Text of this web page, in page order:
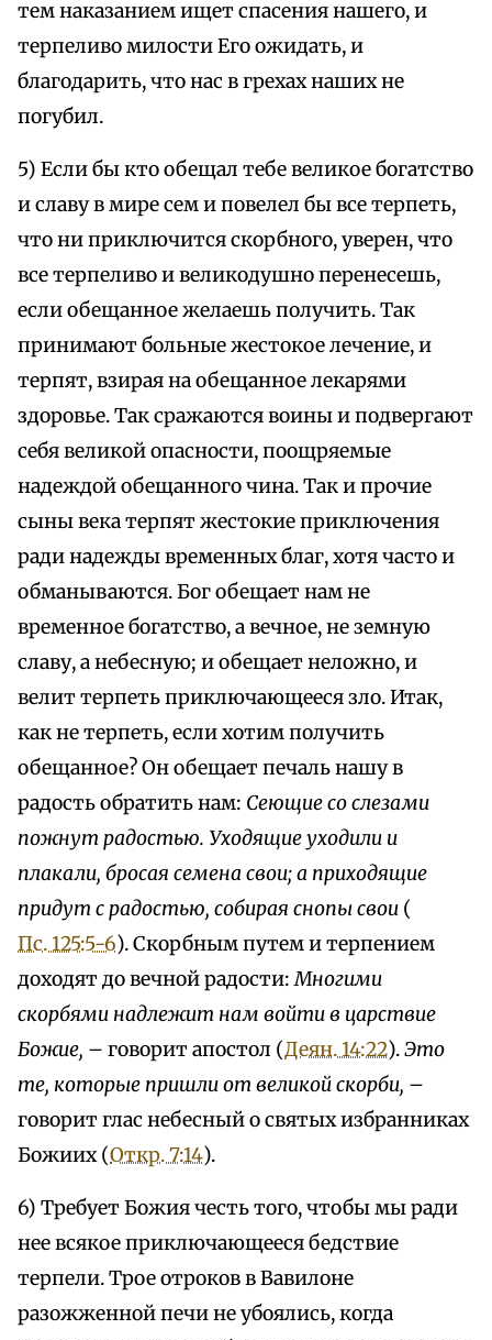
тем наказанием ищет спасения нашего, и
терпеливо милости Его ожидать, и
благодарить, что нас в грехах наших не
погубил.
5) Если бы кто обещал тебе великое богатство
и славу в мире сем и повелел бы все терпеть,
что ни приключится скорбного, уверен, что
все терпеливо и великодушно перенесешь,
если обещанное желаешь получить. Так
принимают больные жестокое лечение, и
терпят, взирая на обещанное лекарями
здоровье. Так сражаются воины и подвергают
себя великой опасности, поощряемые
надеждой обещанного чина. Так и прочие
сыны века терпят жестокие приключения
ради надежды временных благ, хотя часто и
обманываются. Бог обещает нам не
временное богатство, а вечное, не земную
славу, а небесную; и обещает неложно, и
велит терпеть приключающееся зло. Итак,
как не терпеть, если хотим получить
обещанное? Он обещает печаль нашу в
радость обратить нам: Сеющие со слезами
пожнут радостью. Уходящие уходили и
плакали, бросая семена свои; а приходящие
придут с радостью, собирая снопы свои (
Пс. 125:5-6). Скорбным путем и терпением
доходят до вечной радости:Многими
скорбями надлежит нам войти в царствие
Божие, – говорит апостол (Деян. 14:22).Это
те, которые пришли от великой скорби, –
говорит глас небесный о святых избранниках
Божиих (Откр. 7:14).
6) Требует Божия честь того, чтобы мы ради
нее всякое приключающееся бедствие
терпели. Трое отроков в Вавилоне
разожженной печи не убоялись, когда